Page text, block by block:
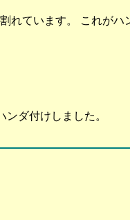
れています。 これがハ
ダ付けしました。